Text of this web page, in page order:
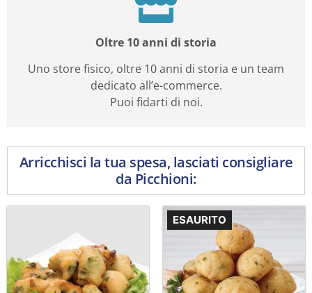
Oltre 10 anni di storia
Uno store fisico, oltre 10 anni di storia e un team
dedicato all’e-commerce.
Puoi fidarti di noi.
Arricchisci la tua spesa, lasciati consigliare
da Picchioni:
ESAURITO